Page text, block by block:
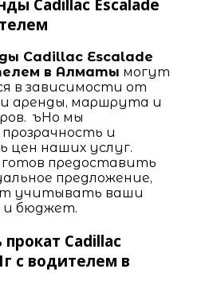
Cadillac Escalade
Cadillac Escalade
в Алматы могут
в зависимости от
аренды, маршрута и
ъНо мы
и
цен наших услуг.
предоставить
предложение,
учитывать ваши
и бюджет.
прокат Cadillac
с водителем в